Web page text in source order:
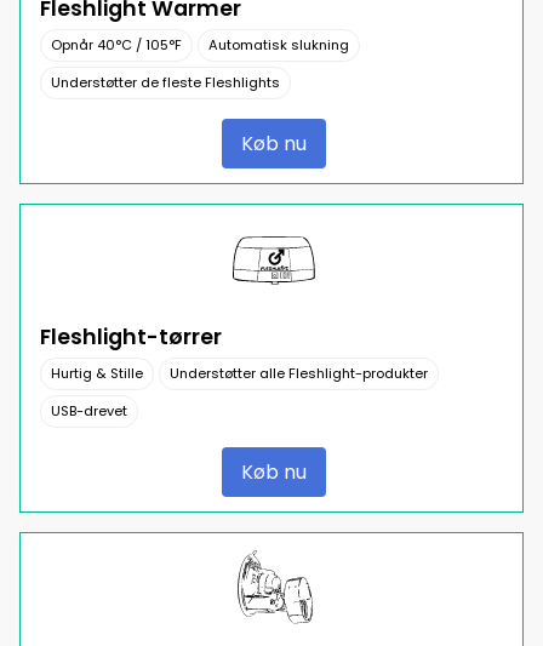
Fleshlight Warmer
Opnår 40°C / 105°F
Automatisk slukning
Understøtter de fleste Fleshlights
Køb nu
Fleshlight-tørrer
Hurtig & Stille
Understøtter alle Fleshlight-produkter
USB-drevet
Køb nu